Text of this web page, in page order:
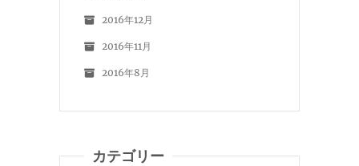
2016年12月
2016年11月
2016年8月
カテゴリー